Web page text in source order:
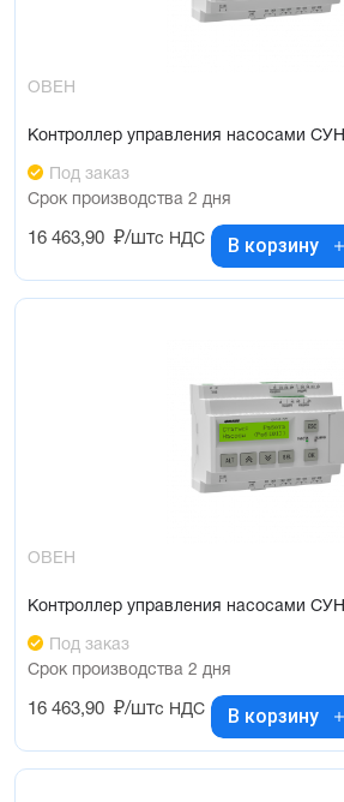
ОВЕН
Контроллер управления насосами
Под заказ
Срок производства 2 дня
16 463,90 ₽/штс НДС В корзину
ОВЕН
Контроллер управления насосами
Под заказ
Срок производства 2 дня
16 463,90 ₽/штс НДС В корзину